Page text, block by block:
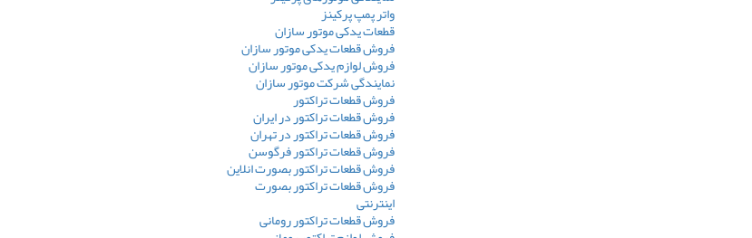
واتر پمپ پرکینز
قطعات یدکی موتور سازان
فروش قطعات یدکی موتور سازان
فروش لوازم یدکی موتور سازان
نمایندگی شرکت موتور سازان
فروش قطعات تراکتور
فروش قطعات تراکتور در ایران
فروش قطعات تراکتور در تهران
فروش قطعات تراکتور فرگوسن
فروش قطعات تراکتور بصورت انلاین
فروش قطعات تراکتور بصورت
اینترنتی
فروش قطعات تراکتور رومانی